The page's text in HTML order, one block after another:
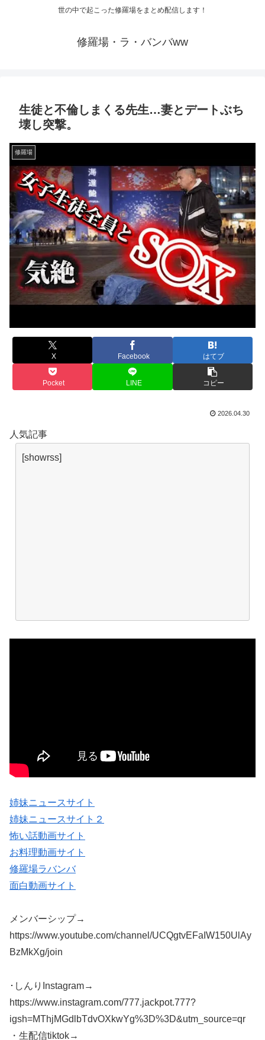
世の中で起こった修羅場をまとめ配信します！
修羅場・ラ・バンバww
生徒と不倫しまくる先生…妻とデートぶち
壊し突撃。
修羅場
X Facebook はてブ
Pocket LINE コピー
2026.04.30
人気記事
[showrss]
姉妹ニュースサイト
姉妹ニュースサイト２
怖い話動画サイト
お料理動画サイト
修羅場ラバンバ
面白動画サイト
メンバーシップ→
https://www.youtube.com/channel/UCQgtvEFaIW150UlAy
BzMkXg/join
･しんりInstagram→
https://www.instagram.com/777.jackpot.777?
igsh=MThjMGdlbTdvOXkwYg%3D%3D&utm_source=qr
・生配信tiktok→